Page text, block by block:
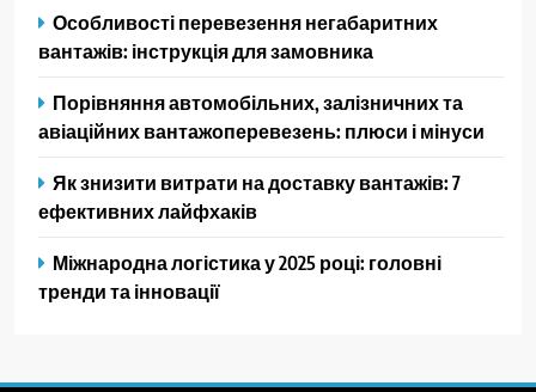
Особливості перевезення негабаритних
вантажів: інструкція для замовника
Порівняння автомобільних, залізничних та
авіаційних вантажоперевезень: плюси і мінуси
Як знизити витрати на доставку вантажів: 7
ефективних лайфхаків
Міжнародна логістика у 2025 році: головні
тренди та інновації